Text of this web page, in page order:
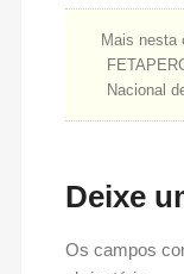
Mais nesta
Nacional
Deixe
Os campos